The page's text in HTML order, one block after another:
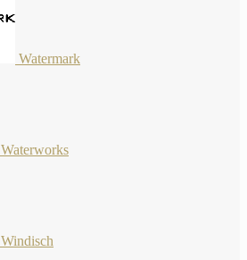
Watermark
Waterworks
Windisch